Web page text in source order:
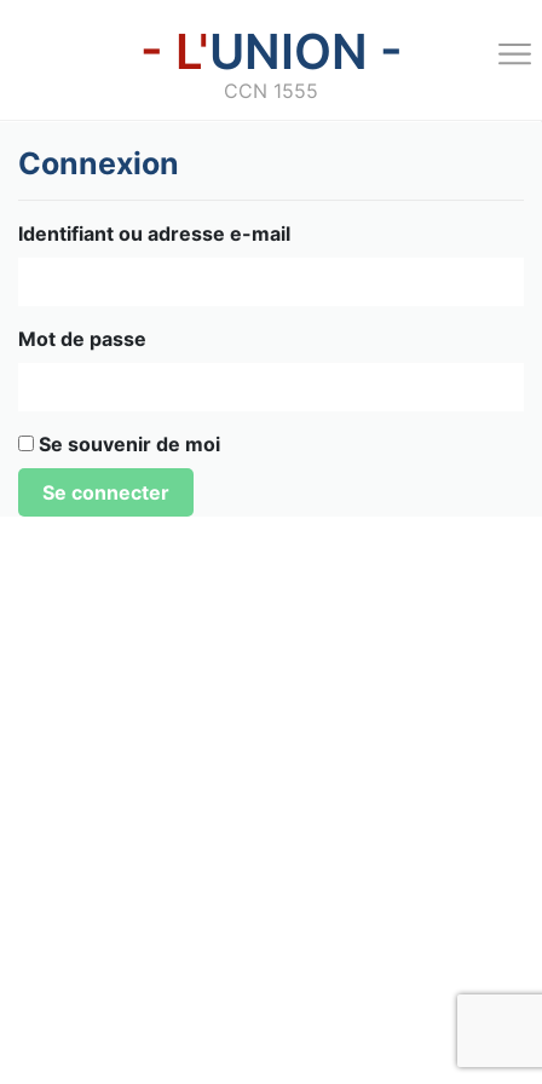
- L'UNION -
CCN 1555
Connexion
Identifiant ou adresse e-mail
Mot de passe
Se souvenir de moi